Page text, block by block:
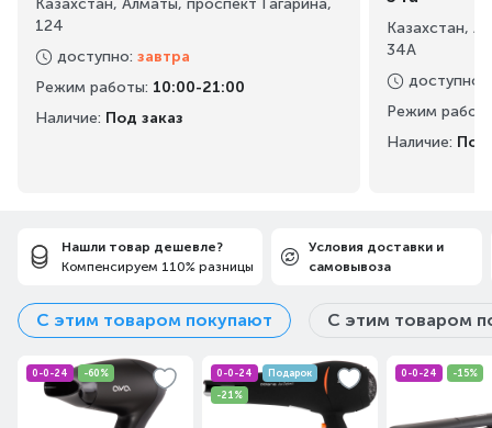
Казахстан, Алматы, проспект Гагарина,
124
доступно: завтра
Режим работы: 10:00-21:00
Наличие: Под заказ
Казахстан,
34А
доступно
Режим
Наличие: Под
Нашли товар дешевле?
Компенсируем 110% разницы
Условия доставки и
самовывоза
С этим товаром покупают С этим товаром
0-0-24 -60% 0-0-24
Подарок
-21%
0-0-24 -15%